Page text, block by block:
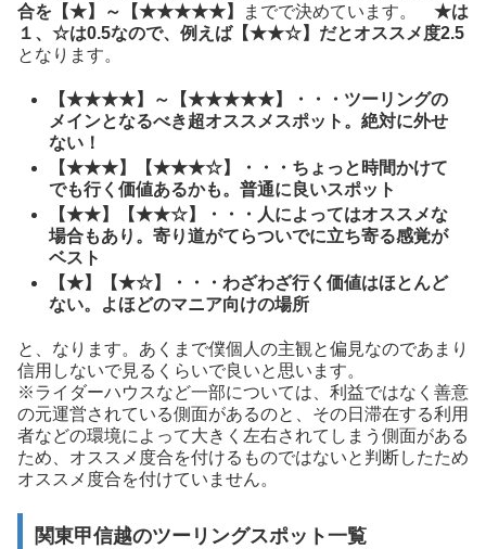
合を【★】～【★★★★★】
までで決めています。 ★は
１、☆は0.5なので、例えば【★★☆】だとオススメ度2.5
となります。
【★★★★】～【★★★★★】・・・ツーリングの
メインとなるべき超オススメスポット。絶対に外せ
ない！
【★★★】【★★★☆】・・・ちょっと時間かけて
でも行く価値あるかも。普通に良いスポット
【★★】【★★☆】・・・人によってはオススメな
場合もあり。寄り道がてらついでに立ち寄る感覚が
ベスト
【★】【★☆】・・・わざわざ行く価値はほとんど
ない。よほどのマニア向けの場所
と、なります。あくまで僕個人の主観と偏見なのであまり
信用しないで見るくらいで良いと思います。
※ライダーハウスなど一部については、利益ではなく善意
の元運営されている側面があるのと、その日滞在する利用
者などの環境によって大きく左右されてしまう側面がある
ため、オススメ度合を付けるものではないと判断したため
オススメ度合を付けていません。
関東甲信越のツーリングスポット一覧